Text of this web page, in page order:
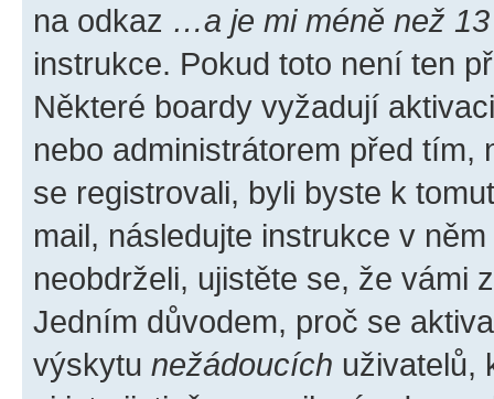
na odkaz …a je mi méně než
instrukce. Pokud toto není ten
Některé boardy vyžadují
nebo administrátorem před tím,
se registrovali, byli byste k
mail, následujte instrukce v
neobdrželi, ujistěte se, že vámi
Jedním důvodem, proč se
výskytu nežádoucích uživatelů,